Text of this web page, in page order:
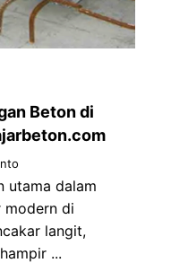
Beton di
utama dalam
modern di
langit,
...